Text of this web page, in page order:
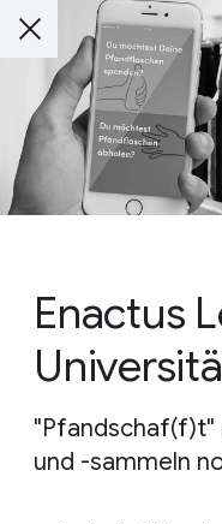
Enactus
"Pfandschaf(f)t"
und -sammeln